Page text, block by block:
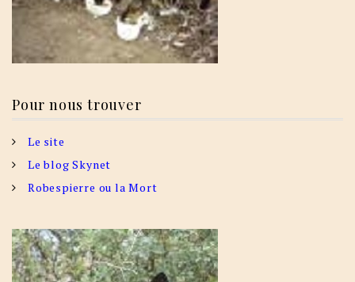
Pour nous trouver
Le site
Le blog Skynet
Robespierre ou la Mort